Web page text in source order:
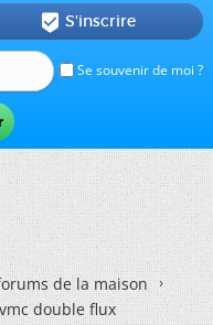
Se souvenir de moi ?
 S'inscrire
de la maison
double flux